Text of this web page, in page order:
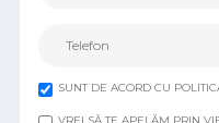
SUNT DE ACORD CU